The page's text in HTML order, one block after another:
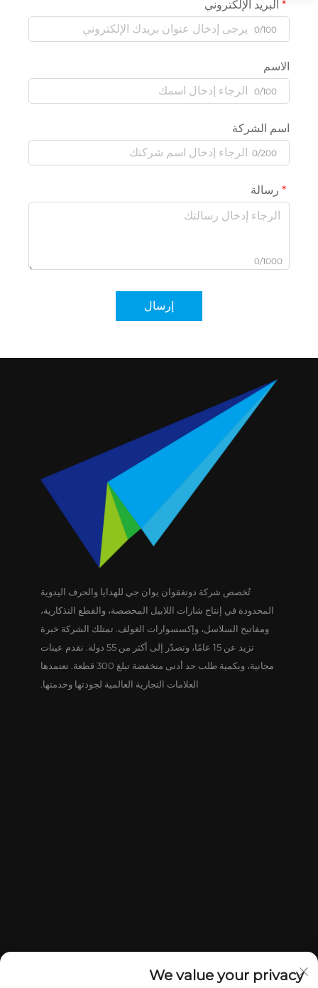
البريد الإلكتروني
0/100
الاسم
0/100
اسم الشركة
0/200
رسالة
0/1000
إرسال
تُخصص شركة دونغقوان يوان جي للهدايا والحرف اليدوية
المحدودة في إنتاج شارات اللابيل المخصصة، والقطع التذكارية،
ومفاتيح السلاسل، وإكسسوارات الغولف. تمتلك الشركة خبرة
تزيد عن 15 عامًا، وتصدّر إلى أكثر من 55 دولة. نقدم عينات
مجانية، وبكمية طلب حد أدنى منخفضة تبلغ 300 قطعة. تعتمدها
العلامات التجارية العالمية لجودتها وخدمتها.
We value your privacy